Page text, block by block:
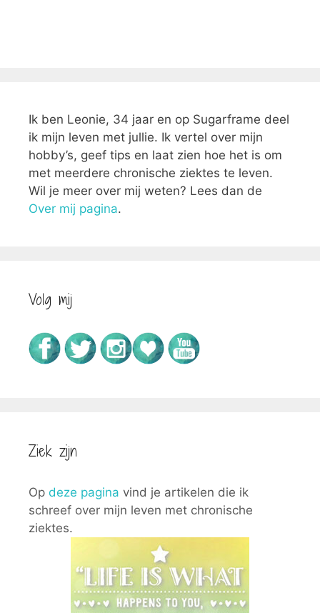
Ik ben Leonie, 34 jaar en op Sugarframe deel
ik mijn leven met jullie. Ik vertel over mijn
hobby’s, geef tips en laat zien hoe het is om
met meerdere chronische ziektes te leven.
Wil je meer over mij weten? Lees dan de
Over mij pagina.
Volg mij
Ziek zijn
Op deze pagina vind je artikelen die ik
schreef over mijn leven met chronische
ziektes.